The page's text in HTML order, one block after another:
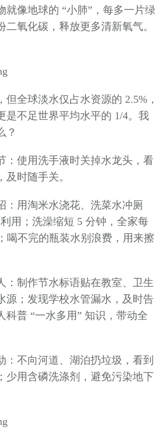
就像地球的 “小肺”，每多一片绿
二氧化碳，释放更多清新氧气。
但全球淡水仅占水资源的 2.5%，
是不足世界平均水平的 1/4。我
？
：使用洗手液时关掉水龙头，看
及时随手关。
：用淘米水浇花、洗菜水冲厕
用；洗澡缩短 5 分钟，全家每
喝不完的瓶装水别浪费，用来擦
：制作节水标语贴在教室、卫生
源；发现学校水管漏水，及时告
科普 “一水多用” 知识，带动全
：不向河道、湖泊扔垃圾，看到
少用含磷洗涤剂，避免污染地下